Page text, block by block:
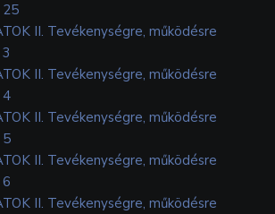
II. Tevékenységre, működésre
II. Tevékenységre, működésre
II. Tevékenységre, működésre
II. Tevékenységre, működésre
II. Tevékenységre, működésre